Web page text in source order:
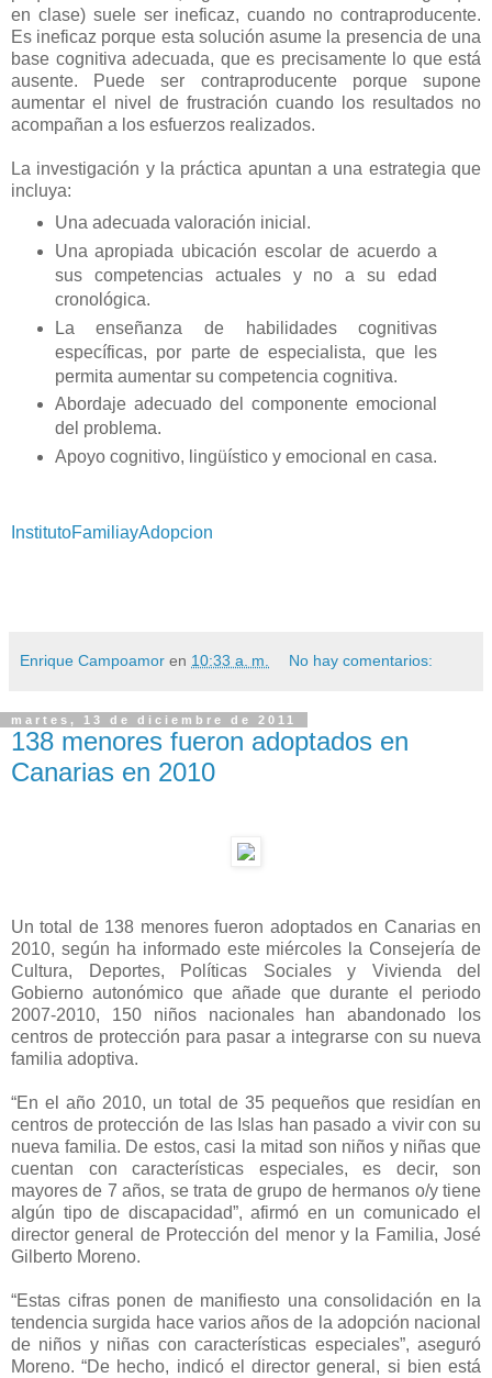
en clase) suele ser ineficaz, cuando no contraproducente.
Es ineficaz porque esta solución asume la presencia de una
base cognitiva adecuada, que es precisamente lo que está
ausente. Puede ser contraproducente porque supone
aumentar el nivel de frustración cuando los resultados no
acompañan a los esfuerzos realizados.
La investigación y la práctica apuntan a una estrategia que
incluya:
Una adecuada valoración inicial.
Una apropiada ubicación escolar de acuerdo a
sus competencias actuales y no a su edad
cronológica.
La enseñanza de habilidades cognitivas
específicas, por parte de especialista, que les
permita aumentar su competencia cognitiva.
Abordaje adecuado del componente emocional
del problema.
Apoyo cognitivo, lingüístico y emocional en casa.
InstitutoFamiliayAdopcion
Enrique Campoamor en 10:33 a. m. No hay comentarios:
martes, 13 de diciembre de 2011
138 menores fueron adoptados en
Canarias en 2010
Un total de 138 menores fueron adoptados en Canarias en
2010, según ha informado este miércoles la Consejería de
Cultura, Deportes, Políticas Sociales y Vivienda del
Gobierno autonómico que añade que durante el periodo
2007-2010, 150 niños nacionales han abandonado los
centros de protección para pasar a integrarse con su nueva
familia adoptiva.
“En el año 2010, un total de 35 pequeños que residían en
centros de protección de las Islas han pasado a vivir con su
nueva familia. De estos, casi la mitad son niños y niñas que
cuentan con características especiales, es decir, son
mayores de 7 años, se trata de grupo de hermanos o/y tiene
algún tipo de discapacidad”, afirmó en un comunicado el
director general de Protección del menor y la Familia, José
Gilberto Moreno.
“Estas cifras ponen de manifiesto una consolidación en la
tendencia surgida hace varios años de la adopción nacional
de niños y niñas con características especiales”, aseguró
Moreno. “De hecho, indicó el director general, si bien está